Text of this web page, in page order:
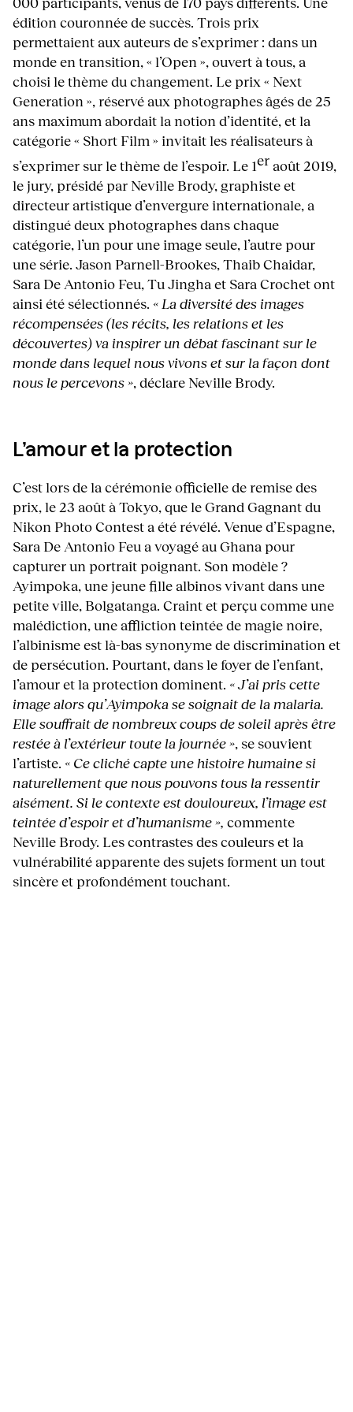
édition couronnée de succès. Trois prix
permettaient aux auteurs de s’exprimer : dans un
monde en transition, « l’Open », ouvert à tous, a
choisi le thème du changement. Le prix « Next
Generation », réservé aux photographes âgés de 25
ans maximum abordait la notion d’identité, et la
catégorie « Short Film » invitait les réalisateurs à
s’exprimer sur le thème de l’espoir. Le 1er août 2019,
le jury, présidé par Neville Brody, graphiste et
directeur artistique d’envergure internationale, a
distingué deux photographes dans chaque
catégorie, l’un pour une image seule, l’autre pour
une série. Jason Parnell-Brookes, Thaib Chaidar,
Sara De Antonio Feu, Tu Jingha et Sara Crochet ont
ainsi été sélectionnés. « La diversité des images
récompensées (les récits, les relations et les
découvertes) va inspirer un débat fascinant sur le
monde dans lequel nous vivons et sur la façon dont
nous le percevons », déclare Neville Brody.
L’amour et la protection
C’est lors de la cérémonie officielle de remise des
prix, le 23 août à Tokyo, que le Grand Gagnant du
Nikon Photo Contest a été révélé. Venue d’Espagne,
Sara De Antonio Feu a voyagé au Ghana pour
capturer un portrait poignant. Son modèle ?
Ayimpoka, une jeune fille albinos vivant dans une
petite ville, Bolgatanga. Craint et perçu comme une
malédiction, une affliction teintée de magie noire,
l’albinisme est là-bas synonyme de discrimination et
de persécution. Pourtant, dans le foyer de l’enfant,
l’amour et la protection dominent. « J’ai pris cette
image alors qu’Ayimpoka se soignait de la malaria.
Elle souffrait de nombreux coups de soleil après être
restée à l’extérieur toute la journée », se souvient
l’artiste. « Ce cliché capte une histoire humaine si
naturellement que nous pouvons tous la ressentir
aisément. Si le contexte est douloureux, l’image est
teintée d’espoir et d’humanisme », commente
Neville Brody. Les contrastes des couleurs et la
vulnérabilité apparente des sujets forment un tout
sincère et profondément touchant.